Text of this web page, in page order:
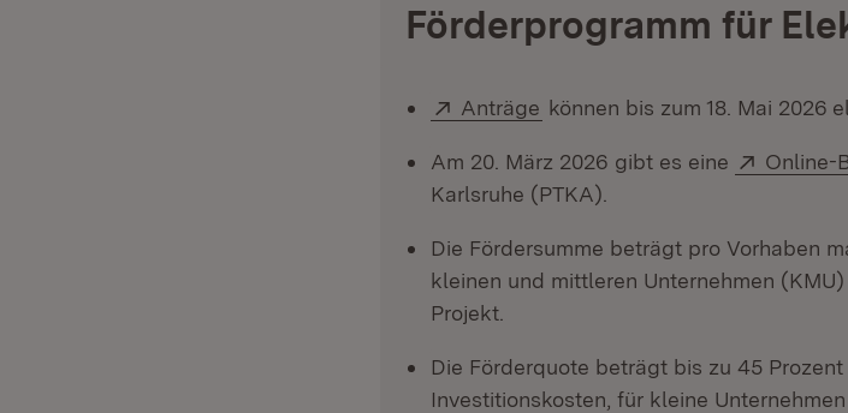
Förderprogramm für
Extern:
Anträge (Öffnet in neuem Fenster)
können bis zum 18. Mai 2026
Am 20. März 2026 gibt es eine Extern:
Online-
Karlsruhe (PTKA).
Die Fördersumme beträgt pro Vorhaben
kleinen und mittleren Unternehmen
Projekt.
Die Förderquote beträgt bis zu 45
Investitionskosten, für kleine